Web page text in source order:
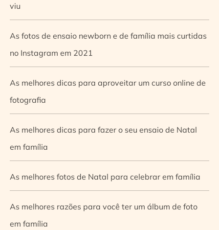
viu
As fotos de ensaio newborn e de família mais curtidas
no Instagram em 2021
As melhores dicas para aproveitar um curso online de
fotografia
As melhores dicas para fazer o seu ensaio de Natal
em família
As melhores fotos de Natal para celebrar em família
As melhores razões para você ter um álbum de foto
em família